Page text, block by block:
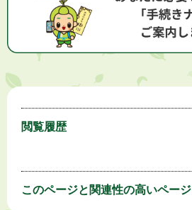
閲覧履歴
このページと 関連性の高いページ